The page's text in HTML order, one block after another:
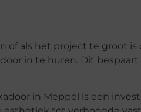
of als het project te groot is
in te huren. Dit
in Meppel is een